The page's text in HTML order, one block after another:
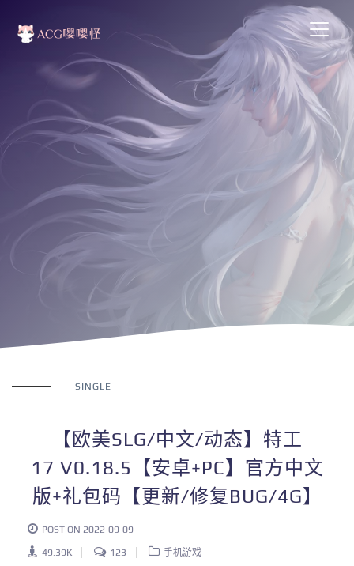
SINGLE
【欧美SLG/中文/动态】特工
17 V0.18.5【安卓+PC】官方中文
版+礼包码【更新/修复BUG/4G】
POST ON 2022-09-09
49.39K 123 手机游戏